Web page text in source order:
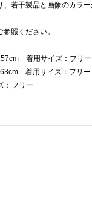
若干製品と画像のカラ
照ください。
着用サイズ：フリー
着用サイズ：フリー
：フリー